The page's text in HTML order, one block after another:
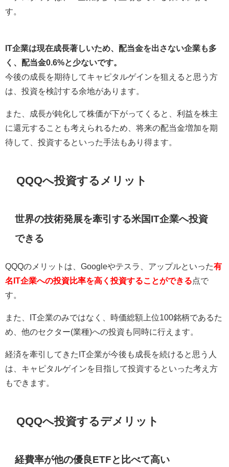
す。
IT企業は現在成長著しいため、配当金を出さない企業も多
く、 配当金0.6%と少ないです。
今後の成長を期待してキャピタルゲインを狙えると思う方
は、投資を検討する余地があります。
また、成長が鈍化して株価が下がってくると、利益を株主
に還元することも考えられるため、将来の配当金増加を期
待して、投資するといった手法もあり得ます。
QQQへ投資するメリット
世界の技術発展を牽引する米国IT企業へ投資
できる
QQQのメリットは、Googleやテスラ、アップルといった有
名IT企業への投資比率を高く投資することができる点で
す。
また、IT企業のみではなく、時価総額上位100銘柄であるた
め、他のセクター(業種)への投資も同時に行えます。
経済を牽引してきたIT企業が今後も成長を続けると思う人
は、キャピタルゲインを目指して投資するといった考え方
もできます。
QQQへ投資するデメリット
経費率が他の優良ETFと比べて高い